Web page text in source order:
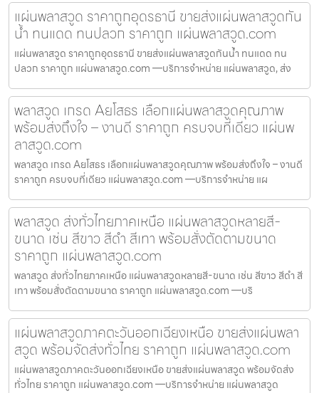
แผ่นพลาสวูด ราคาถูกอุดรธานี ขายส่งแผ่นพลาสวูดกัน
น้ำ ทนแดด ทนปลวก ราคาถูก แผ่นพลาสวูด.com
แผ่นพลาสวูด ราคาถูกอุดรธานี ขายส่งแผ่นพลาสวูดกันน้ำ ทนแดด ทน
ปลวก ราคาถูก แผ่นพลาสวูด.com —บริการจำหน่าย แผ่นพลาสวูด, ส่ง
พลาสวูด เกรด Aยโสธร เลือกแผ่นพลาสวูดคุณภาพ
พร้อมส่งถึงใจ – งานดี ราคาถูก ครบจบที่เดียว แผ่นพ
ลาสวูด.com
พลาสวูด เกรด Aยโสธร เลือกแผ่นพลาสวูดคุณภาพ พร้อมส่งถึงใจ – งานดี
ราคาถูก ครบจบที่เดียว แผ่นพลาสวูด.com —บริการจำหน่าย แผ
พลาสวูด ส่งทั่วไทยภาคเหนือ แผ่นพลาสวูดหลายสี-
ขนาด เช่น สีขาว สีดำ สีเทา พร้อมสั่งตัดตามขนาด
ราคาถูก แผ่นพลาสวูด.com
พลาสวูด ส่งทั่วไทยภาคเหนือ แผ่นพลาสวูดหลายสี-ขนาด เช่น สีขาว สีดำ สี
เทา พร้อมสั่งตัดตามขนาด ราคาถูก แผ่นพลาสวูด.com —บริ
แผ่นพลาสวูดภาคตะวันออกเฉียงเหนือ ขายส่งแผ่นพลา
สวูด พร้อมจัดส่งทั่วไทย ราคาถูก แผ่นพลาสวูด.com
แผ่นพลาสวูดภาคตะวันออกเฉียงเหนือ ขายส่งแผ่นพลาสวูด พร้อมจัดส่ง
ทั่วไทย ราคาถูก แผ่นพลาสวูด.com —บริการจำหน่าย แผ่นพลาสวูด